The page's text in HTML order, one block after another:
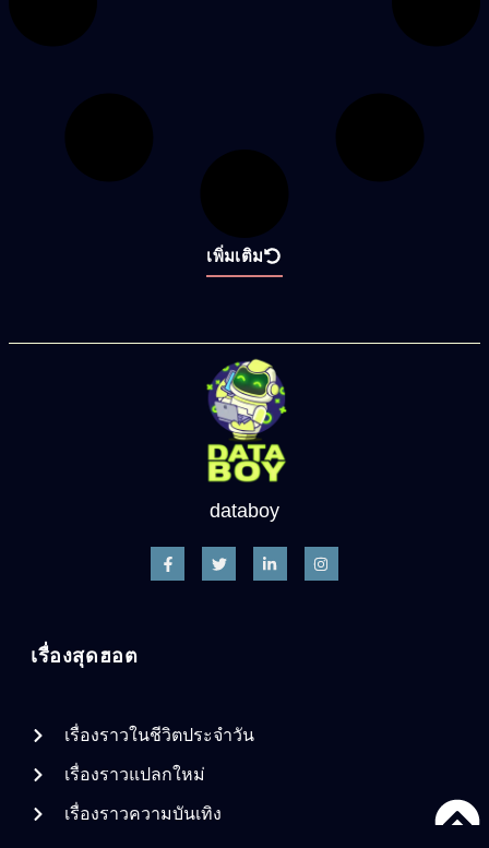
เพิ่มเติม
databoy
เรื่องสุดฮอต
เรื่องราวในชีวิตประจำวัน
เรื่องราวแปลกใหม่
เรื่องราวความบันเทิง